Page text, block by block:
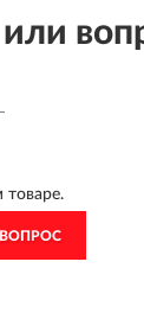
товаре.